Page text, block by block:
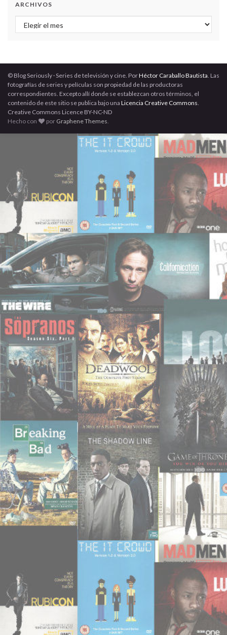
ARCHIVOS
Archivos
© Blog Seriously · Series de televisión y cine. PorHéctor Caraballo Bautista. Las
fotografías de series y películas son propiedad de las productoras
correspondientes. Excepto allí donde se establezcan otros términos, el
contenido de este sitio se publica bajo una Licencia Creative Commons.
Creative Commons Licence BY-NC-ND
Hecho con
por Graphene Themes.